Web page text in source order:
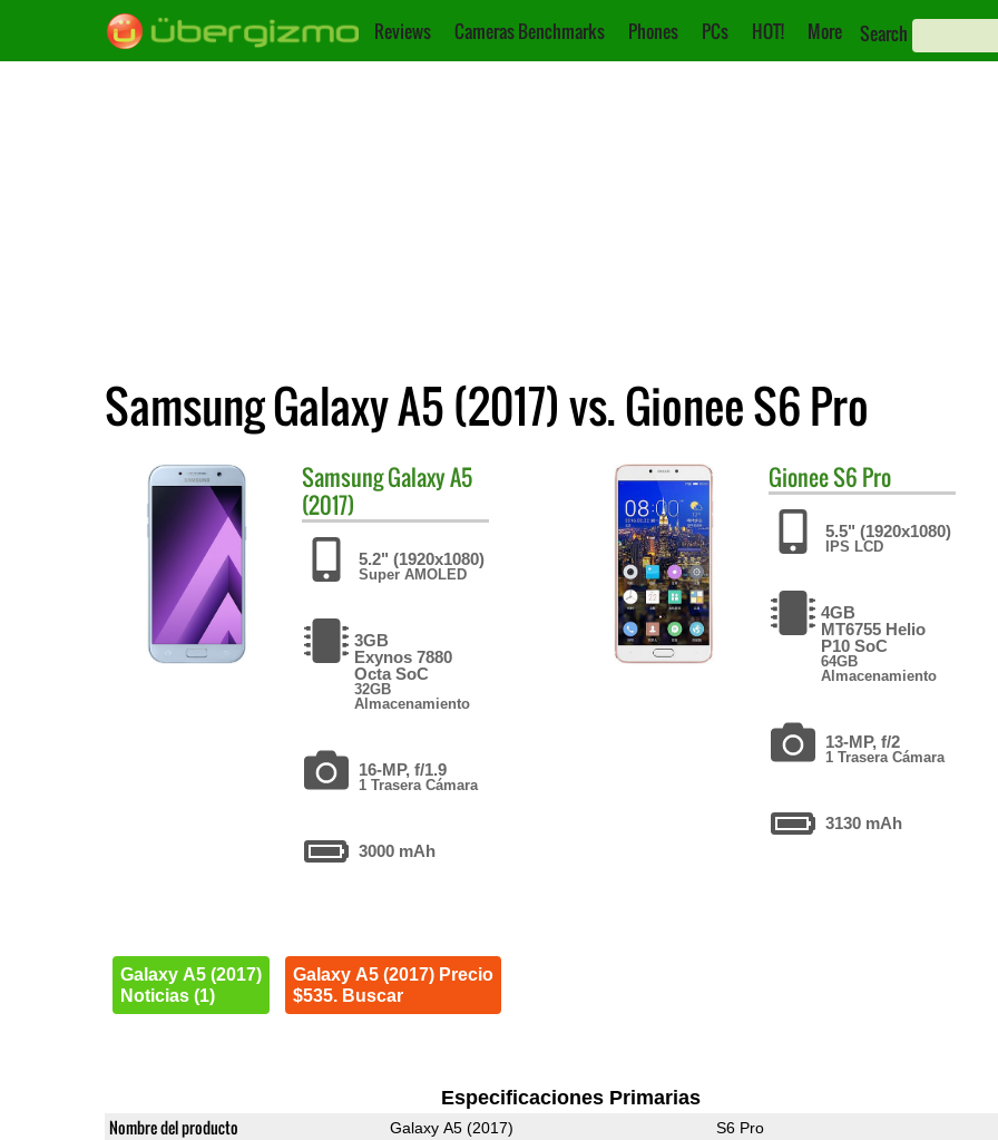
Reviews Cameras Benchmarks Phones PCs HOT! More Search
Samsung Galaxy A5 (2017) vs. Gionee S6 Pro
SamsungGalaxy A5
(2017)
5.2" (1920x1080)
Super AMOLED
3GB
Exynos 7880
Octa SoC
32GB
Almacenamiento
16-MP, f/1.9
1 Trasera Cámara
3000 mAh
Galaxy A5 (2017)
Noticias (1)
Galaxy A5 (2017) Precio
$535. Buscar
GioneeS6 Pro
5.5" (1920x1080)
IPS LCD
4GB
MT6755 Helio
P10 SoC
64GB
Almacenamiento
13-MP, f/2
1 Trasera Cámara
3130 mAh
Especificaciones Primarias
Nombre del producto Galaxy A5 (2017) S6 Pro